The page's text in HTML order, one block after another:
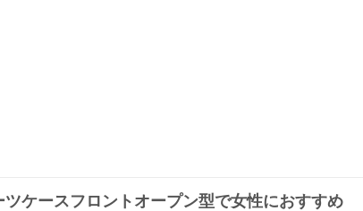
ツケースフロントオープン型で女性におすすめ